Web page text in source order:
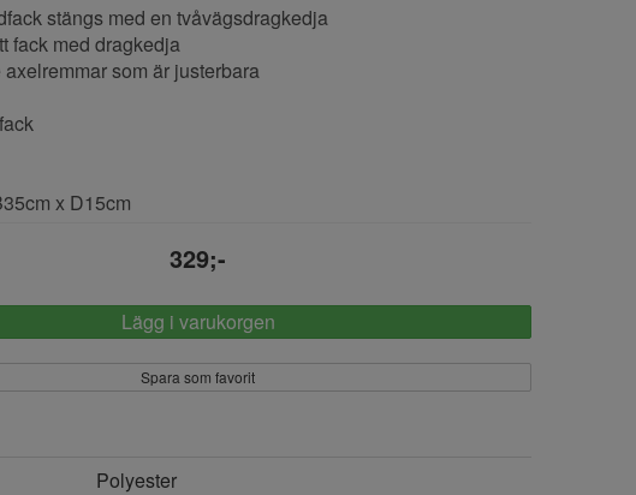
stängs med en tvåvägsdragkedja
fack med dragkedja
som är justerbara
x D15cm
329;-
Lägg i varukorgen
Spara som favorit
Polyester